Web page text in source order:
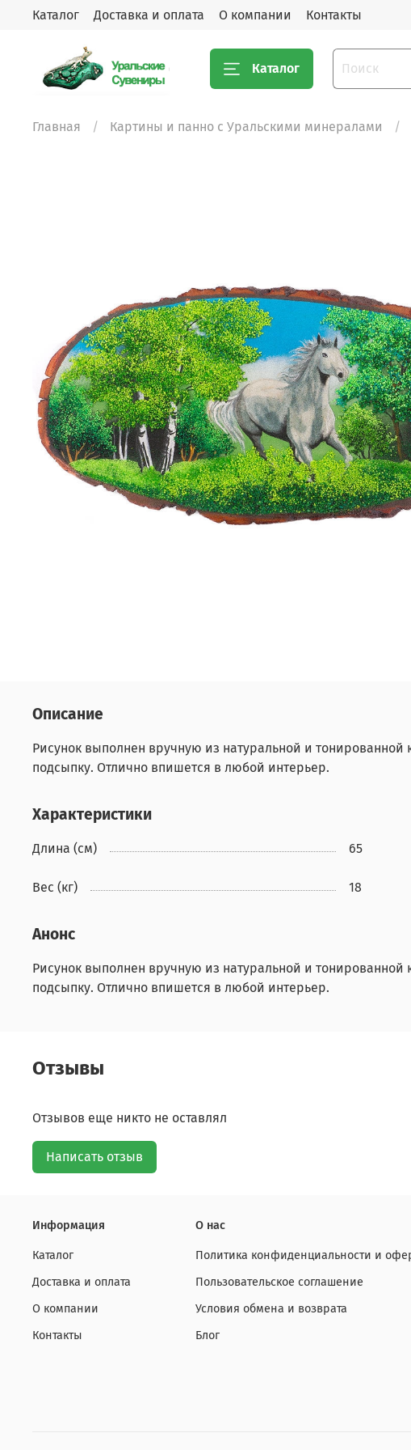
Каталог Доставка и оплата О компании Контакты
Каталог
Главная Картины и панно с Уральскими минералами
Описание
Рисунок выполнен вручную из натуральной и
подсыпку. Отлично впишется в любой интерьер.
Характеристики
Длина (см) 65
Вес (кг) 18
Анонс
Рисунок выполнен вручную из натуральной и
подсыпку. Отлично впишется в любой интерьер.
Отзывы
Отзывов еще никто не оставлял
Написать отзыв
Информация
Каталог
Доставка и оплата
О компании
Контакты
О нас
Политика конфиденциальности и
Пользовательское соглашение
Условия обмена и возврата
Блог